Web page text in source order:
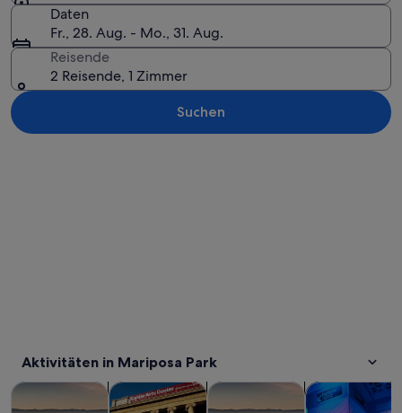
Daten
Fr., 28. Aug. - Mo., 31. Aug.
Reisende
2 Reisende, 1 Zimmer
Suchen
Aktivitäten in Mariposa Park
Touren und TagesausflügeWird in einem neuen Tab
Private & individuelle Touren Wird in einem
Geschichte & KulturWird in
Essen,